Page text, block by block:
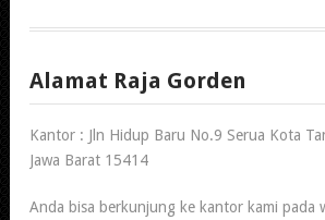
Alamat Raja Gorden
Kantor : Jln Hidup Baru No.9 Serua Kota
Jawa Barat 15414
Anda bisa berkunjung ke kantor kami pada